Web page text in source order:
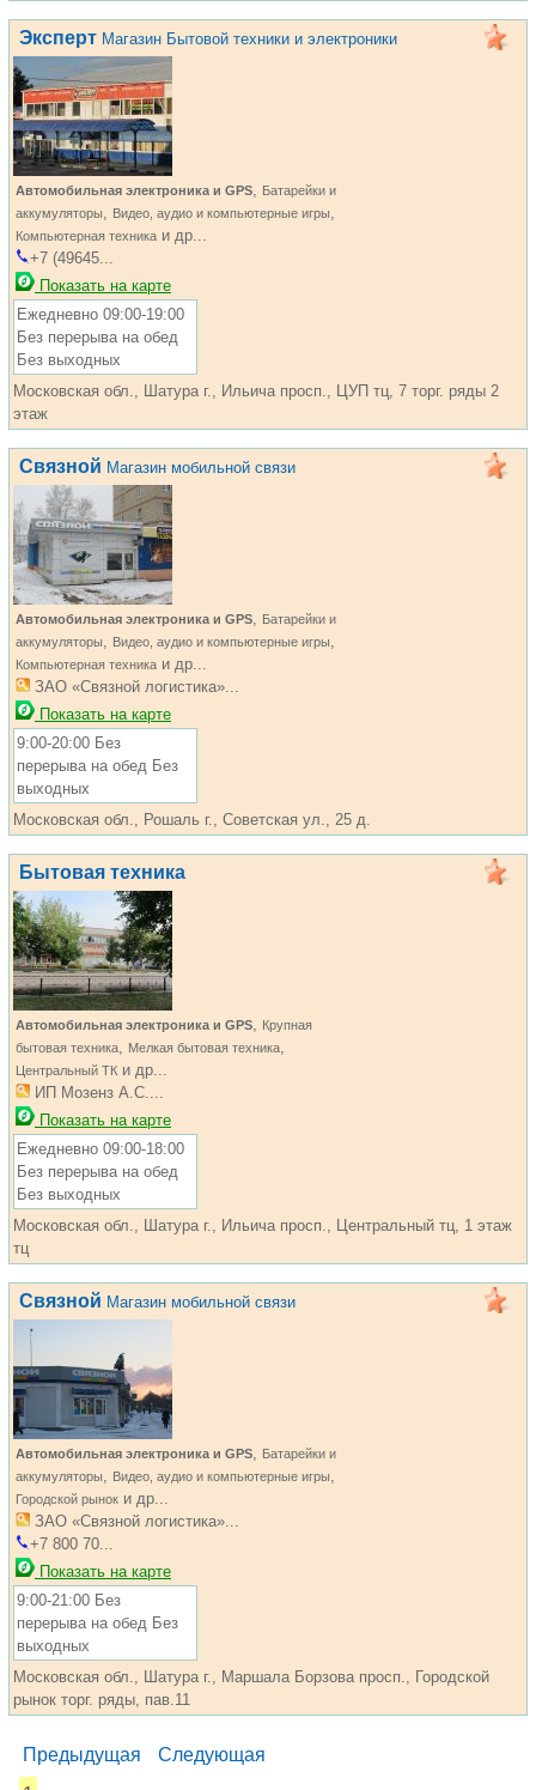
Эксперт Магазин Бытовой техники и электроники
Автомобильная электроника и GPS, Батарейки и
аккумуляторы, Видео, аудио и компьютерные игры,
Компьютерная техника и др...
+7 (49645...
Показать на карте
Ежедневно 09:00-19:00
Без перерыва на обед
Без выходных
Московская обл., Шатура г., Ильича просп., ЦУП тц, 7 торг. ряды 2
этаж
Связной Магазин мобильной связи
Автомобильная электроника и GPS, Батарейки и
аккумуляторы, Видео, аудио и компьютерные игры,
Компьютерная техника и др...
ЗАО «Связной логистика»...
Показать на карте
9:00-20:00 Без
перерыва на обед Без
выходных
Московская обл., Рошаль г., Советская ул., 25 д.
Бытовая техника
Автомобильная электроника и GPS, Крупная
бытовая техника, Мелкая бытовая техника,
Центральный ТК и др...
ИП Мозенз А.С....
Показать на карте
Ежедневно 09:00-18:00
Без перерыва на обед
Без выходных
Московская обл., Шатура г., Ильича просп., Центральный тц, 1 этаж
тц
Связной Магазин мобильной связи
Автомобильная электроника и GPS, Батарейки и
аккумуляторы, Видео, аудио и компьютерные игры,
Городской рынок и др...
ЗАО «Связной логистика»...
+7 800 70...
Показать на карте
9:00-21:00 Без
перерыва на обед Без
выходных
Московская обл., Шатура г., Маршала Борзова просп., Городской
рынок торг. ряды, пав.11
Предыдущая
Следующая